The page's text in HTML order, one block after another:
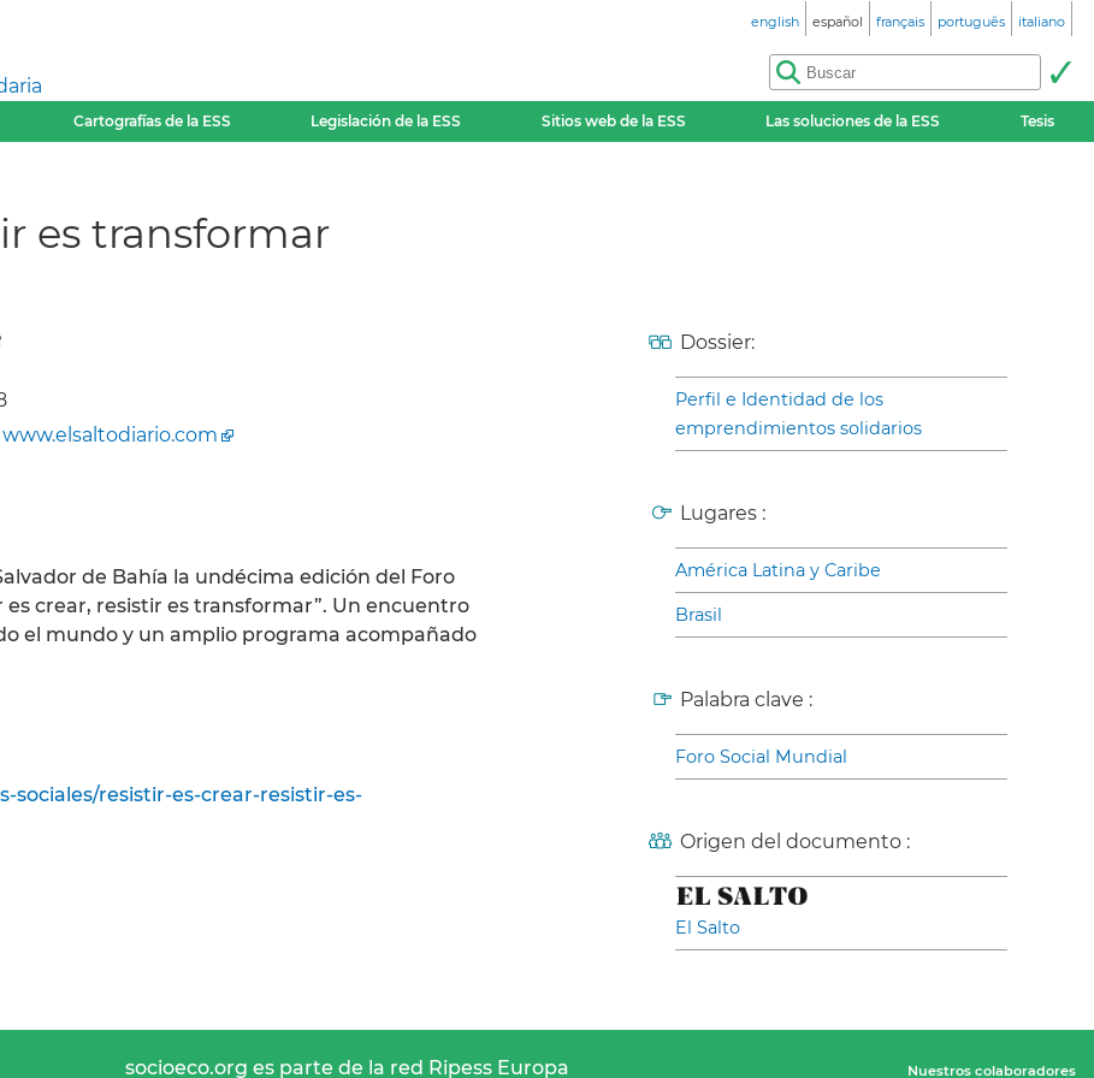
english español français português italiano
Cartografías de la ESS Legislación de la ESS Sitios web de la ESS Las soluciones de la ESS Tesis
es transformar
www.elsaltodiario.com
de Bahía la undécima edición del Foro
es crear, resistir es transformar”. Un encuentro
el mundo y un amplio programa acompañado
resistir-es-crear-resistir-es-
Dossier:
Perfil e Identidad de los
emprendimientos solidarios
Lugares :
América Latina y Caribe
Brasil
Palabra clave :
Foro Social Mundial
Origen del documento :
El Salto
socioeco.org es parte de la red Ripess Europa Nuestros colaboradores